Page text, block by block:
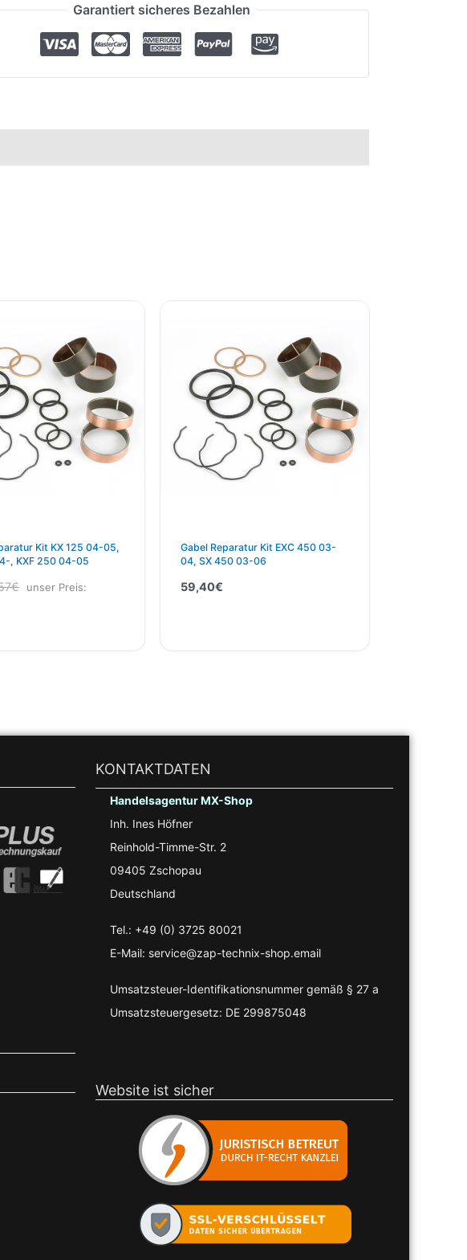
Garantiert sicheres Bezahlen
Kit KX 125 04-05,
, KXF 250 04-05
€
54,57€
unser Preis:
Gabel Reparatur Kit EXC 450 03-
04, SX 450 03-06
59,40€
KONTAKTDATEN
Handelsagentur MX-Shop
Inh. Ines Höfner
Reinhold-Timme-Str. 2
09405 Zschopau
Deutschland
Tel.: +49 (0) 3725 80021
E-Mail: service@zap-technix-shop.email
Umsatzsteuer-Identifikationsnummer gemäß § 27 a
Umsatzsteuergesetz: DE 299875048
Website ist sicher